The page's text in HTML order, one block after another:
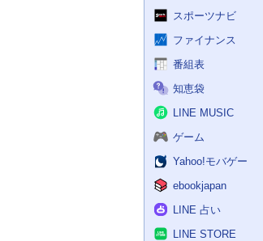
スポーツナビ
ファイナンス
番組表
知恵袋
LINE MUSIC
ゲーム
Yahoo!モバゲー
ebookjapan
LINE 占い
LINE STORE